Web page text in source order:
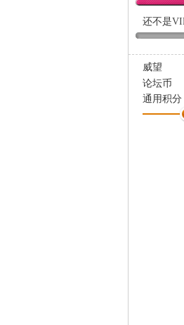
家
还不是
威望
论坛币
通用积分
学术水平